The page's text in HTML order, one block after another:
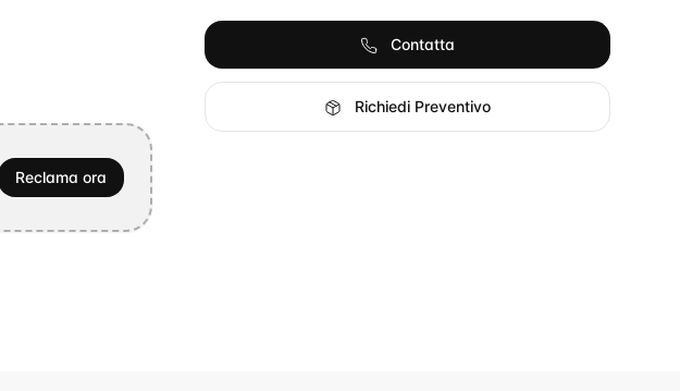
Reclama ora
Contatta
Richiedi Preventivo